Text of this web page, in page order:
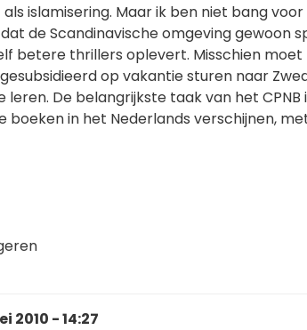
als islamisering. Maar ik ben niet bang
de Scandinavische omgeving gewoon
betere thrillers oplevert. Misschien moet
op vakantie sturen naar
leren. De belangrijkste taak van het
boeken in het Nederlands verschijnen,
2010 - 14:27